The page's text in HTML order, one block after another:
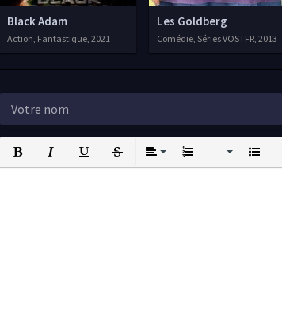
Black Adam
Action, Fantastique, 2021
Les Goldberg
Comédie, Séries VOSTFR, 2013
Bold Italic UnderlineStrikethrough
AlignOrdered List